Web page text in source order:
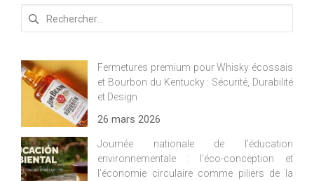
Rechercher :
Fermetures premium pour Whisky écossais
et Bourbon du Kentucky : Sécurité, Durabilité
et Design
26 mars 2026
Journée nationale de l’éducation
environnementale : l’éco-conception et
l’économie circulaire comme piliers de la